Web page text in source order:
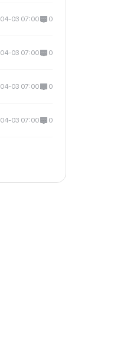
03 07:00 0
03 07:00 0
03 07:00 0
03 07:00 0